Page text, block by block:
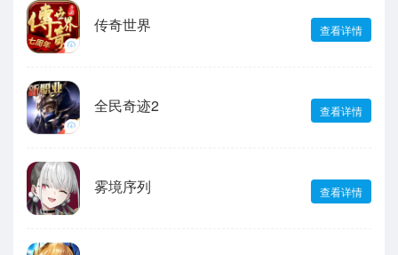
传奇世界 查看详情
全民奇迹2 查看详情
雾境序列 查看详情